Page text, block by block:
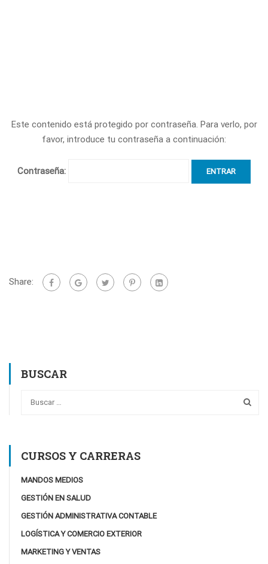
Este contenido está protegido por contraseña. Para verlo, por
favor, introduce tu contraseña a continuación:
Contraseña:
Share:
BUSCAR
CURSOS Y CARRERAS
MANDOS MEDIOS
GESTIÓN EN SALUD
GESTIÓN ADMINISTRATIVA CONTABLE
LOGÍSTICA Y COMERCIO EXTERIOR
MARKETING Y VENTAS